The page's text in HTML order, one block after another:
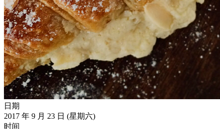
日期
2017 年 9 月 23 日 (星期六)
时间